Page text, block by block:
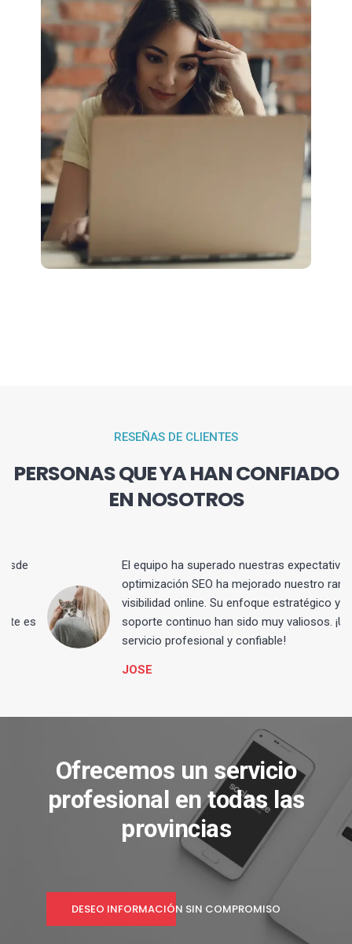
RESEÑAS DE CLIENTES
PERSONAS QUE YA HAN CONFIADO
EN NOSOTROS
El equipo ha superado nuestras expectativas. La
optimización SEO ha mejorado nuestro ranking y
visibilidad online. Su enfoque estratégico y
soporte continuo han sido muy valiosos. ¡Un
servicio profesional y confiable!
Ofrecemos un servicio
profesional en todas las
provincias
DESEO INFORMACIÓN SIN COMPROMISO